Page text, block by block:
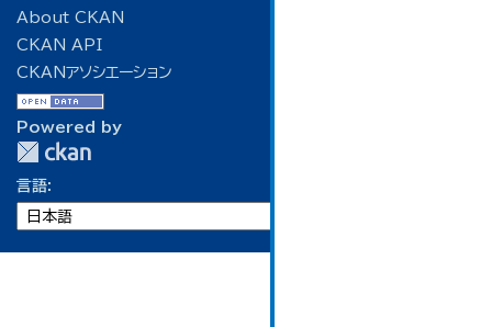
About CKAN
CKAN API
CKANアソシエーション
Powered by
言語